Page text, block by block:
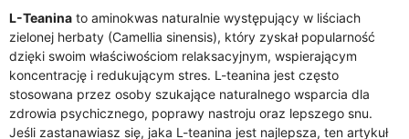
L-Teanina to aminokwas naturalnie występujący w liściach
zielonej herbaty (Camellia sinensis), który zyskał popularność
dzięki swoim właściwościom relaksacyjnym, wspierającym
koncentrację i redukującym stres. L-teanina jest często
stosowana przez osoby szukające naturalnego wsparcia dla
zdrowia psychicznego, poprawy nastroju oraz lepszego snu.
Jeśli zastanawiasz się, jaka L-teanina jest najlepsza, ten artykuł